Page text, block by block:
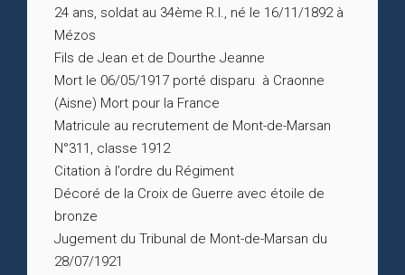
24 ans, soldat au 34ème R.I., né le 16/11/1892 à
Mézos
Fils de Jean et de Dourthe Jeanne
Mort le 06/05/1917 porté disparu à Craonne
(Aisne) Mort pour la France
Matricule au recrutement de Mont-de-Marsan
N°311, classe 1912
Citation à l’ordre du Régiment
Décoré de la Croix de Guerre avec étoile de
bronze
Jugement du Tribunal de Mont-de-Marsan du
28/07/1921